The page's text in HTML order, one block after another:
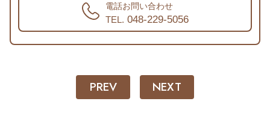
電話お問い合わせ
TEL. 048-229-5056
PREV NEXT